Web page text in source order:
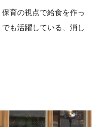
育の視点で給食を作っ
でも活躍している、消し